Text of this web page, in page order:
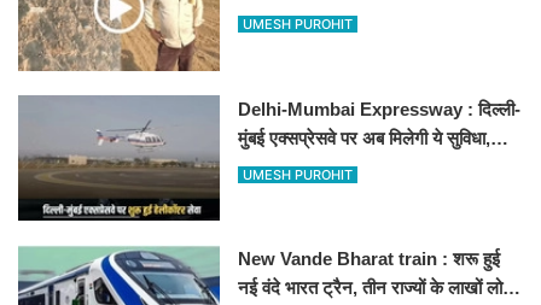
500-500 रुपए के नोट, वीडियो वायरल
UMESH PUROHIT
Delhi-Mumbai Expressway : दिल्ली-
मुंबई एक्सप्रेसवे पर अब मिलेगी ये सुविधा,
हेलीकॉप्टर सर्विस से तुरंत घायल पहुंचेगा
UMESH PUROHIT
New Vande Bharat train : शरू हुई
नई वंदे भारत ट्रैन, तीन राज्यों के लाखों लोगों